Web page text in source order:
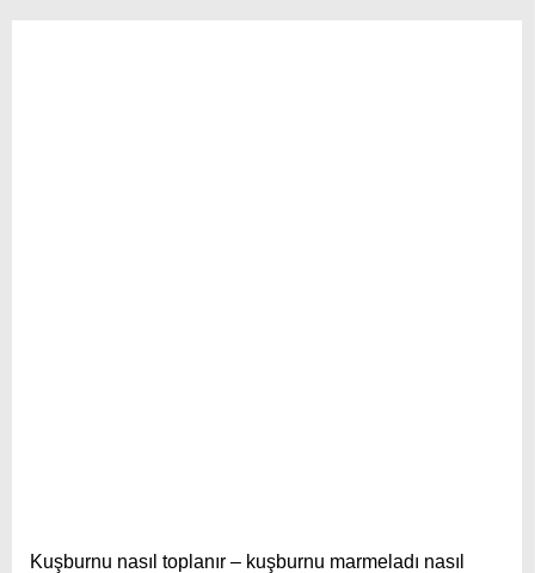
Kuşburnu nasıl toplanır – kuşburnu marmeladı nasıl